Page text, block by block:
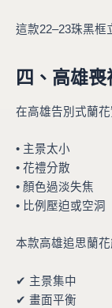
這款22–23珠黑框
四、高雄
在高雄告別式蘭花
• 主景太小
• 花禮分散
• 顏色過淡失焦
• 比例壓迫或空洞
本款高雄追思蘭花
✔ 主景集中
✔ 畫面平衡